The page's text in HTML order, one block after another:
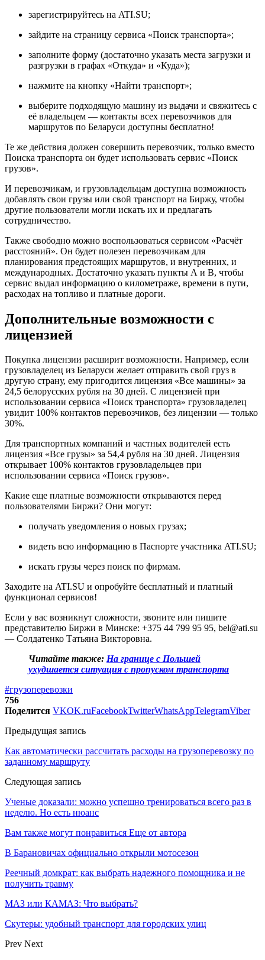
зарегистрируйтесь на ATI.SU;
зайдите на страницу сервиса «Поиск транспорта»;
заполните форму (достаточно указать места загрузки и
разгрузки в графах «Откуда» и «Куда»);
нажмите на кнопку «Найти транспорт»;
выберите подходящую машину из выдачи и свяжитесь с
её владельцем — контакты всех перевозчиков для
маршрутов по Беларуси доступны бесплатно!
Те же действия должен совершить перевозчик, только вместо
Поиска транспорта он будет использовать сервис «Поиск
грузов».
И перевозчикам, и грузовладельцам доступна возможность
добавлять свои грузы или свой транспорт на Биржу, чтобы
другие пользователи могли искать их и предлагать
сотрудничество.
Также свободно можно воспользоваться сервисом «Расчёт
расстояний». Он будет полезен перевозчикам для
планирования предстоящих маршрутов, и внутренних, и
международных. Достаточно указать пункты А и В, чтобы
сервис выдал информацию о километраже, времени в пути,
расходах на топливо и платные дороги.
Дополнительные возможности с
лицензией
Покупка лицензии расширит возможности. Например, если
грузовладелец из Беларуси желает отправить свой груз в
другую страну, ему пригодится лицензия «Все машины» за
24,5 белорусских рубля на 30 дней. С лицензией при
использовании сервиса «Поиск транспорта» грузовладелец
увидит 100% контактов перевозчиков, без лицензии — только
30%.
Для транспортных компаний и частных водителей есть
лицензия «Все грузы» за 54,4 рубля на 30 дней. Лицензия
открывает 100% контактов грузовладельцев при
использовании сервиса «Поиск грузов».
Какие еще платные возможности открываются перед
пользователями Биржи? Они могут:
получать уведомления о новых грузах;
видеть всю информацию в Паспорте участника ATI.SU;
искать грузы через поиск по фирмам.
Заходите на ATI.SU и опробуйте бесплатный и платный
функционал сервисов!
Если у вас возникнут сложности, звоните или пишите
представителю Биржи в Минске: +375 44 799 95 95, bel@ati.su
— Солдатенко Татьяна Викторовна.
Читайте также: На границе с Польшей
ухудшается ситуация с пропуском транспорта
#грузоперевозки
756
Поделится VKOK.ruFacebookTwitterWhatsAppTelegramViber
Предыдущая запись
Как автоматически рассчитать расходы на грузоперевозку по
заданному маршруту
Следующая запись
Ученые доказали: можно успешно тренироваться всего раз в
неделю. Но есть нюанс
Вам также могут понравиться Еще от автора
В Барановичах официально открыли мотосезон
Реечный домкрат: как выбрать надежного помощника и не
получить травму
МАЗ или КАМАЗ: Что выбрать?
Скутеры: удобный транспорт для городских улиц
Prev Next